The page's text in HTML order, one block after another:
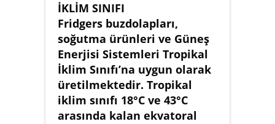
İKLİM SINIFI
Fridgers buzdolapları,
soğutma ürünleri ve Güneş
Enerjisi Sistemleri Tropikal
İklim Sınıfı’na uygun olarak
üretilmektedir. Tropikal
iklim sınıfı 18°C ve 43°C
arasında kalan ekvatoral